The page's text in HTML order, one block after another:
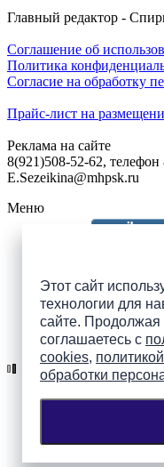
Этот сайт
технологии для
сайте. Продолжая
соглашаетесь с
cookies,
обработки
Главный редактор -
Соглашение об
Политика
Согласие на обработку
Прайс-лист на
Реклама на сайте
8(921)508-52-62, телефон
E.Sezeikina@mhpsk.ru
Меню
Подпишись на
ПАИ в соцсетях!